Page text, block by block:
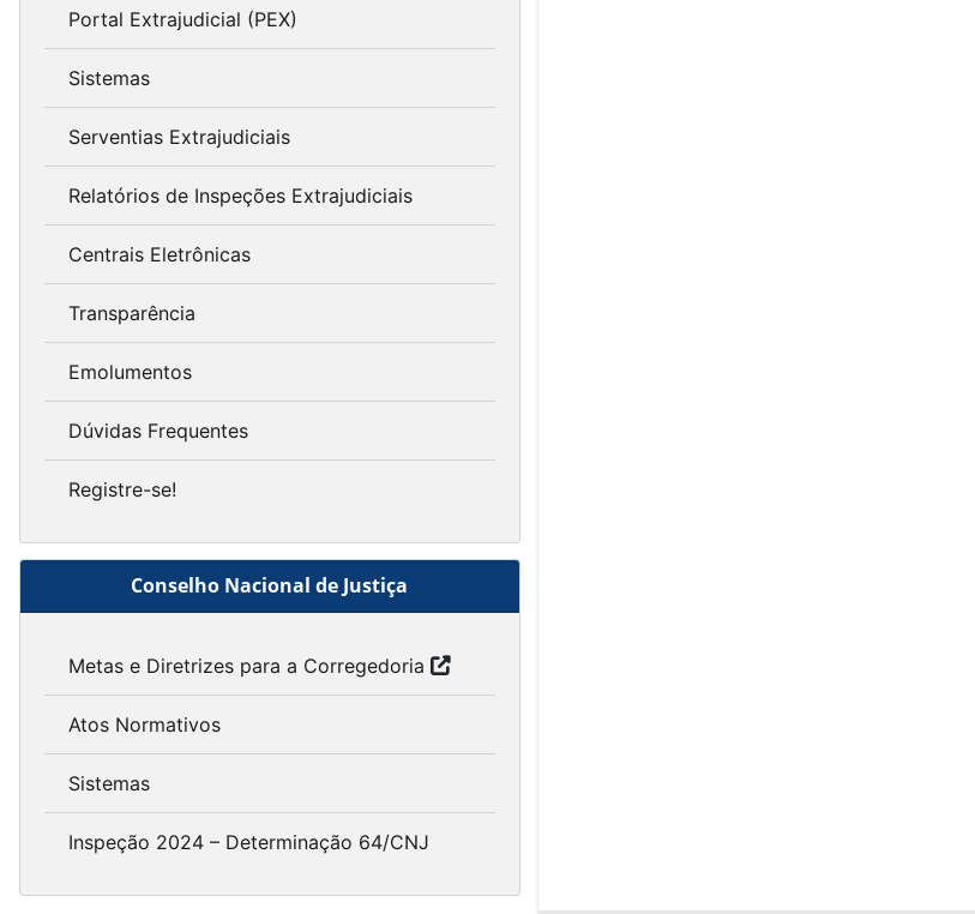
Portal Extrajudicial (PEX)
Sistemas
Serventias Extrajudiciais
Relatórios de Inspeções Extrajudiciais
Centrais Eletrônicas
Transparência
Emolumentos
Dúvidas Frequentes
Registre-se!
Conselho Nacional de Justiça
Metas e Diretrizes para a Corregedoria
Atos Normativos
Sistemas
Inspeção 2024 – Determinação 64/CNJ